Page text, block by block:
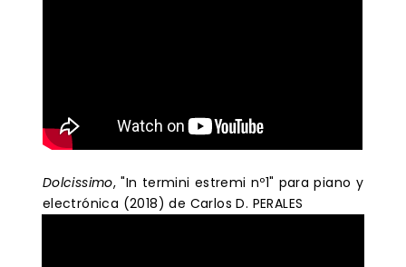
Dolcissimo, "In termini estremi nº1" para piano y
electrónica (2018) de Carlos D. PERALES